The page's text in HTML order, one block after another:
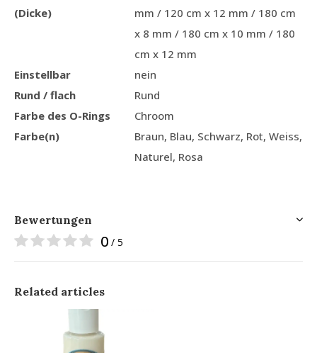
(Dicke)
mm / 120 cm x 12 mm / 180 cm
x 8 mm / 180 cm x 10 mm / 180
cm x 12 mm
Einstellbar
nein
Rund / flach
Rund
Farbe des O-Rings
Chroom
Farbe(n)
Braun, Blau, Schwarz, Rot, Weiss,
Naturel, Rosa
Bewertungen
0 / 5
Related articles